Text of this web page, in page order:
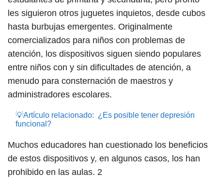
les siguieron otros juguetes inquietos, desde cubos
hasta burbujas emergentes. Originalmente
comercializados para niños con problemas de
atención, los dispositivos siguen siendo populares
entre niños con y sin dificultades de atención, a
menudo para consternación de maestros y
administradores escolares.
💡Artículo relacionado: ¿Es posible tener depresión
funcional?
Muchos educadores han cuestionado los beneficios
de estos dispositivos y, en algunos casos, los han
prohibido en las aulas. 2